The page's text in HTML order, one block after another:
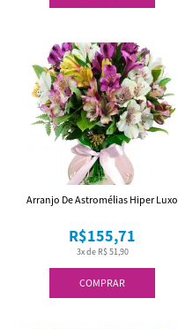
COMPRAR
3x de R$ 51,90
R$155,71
Arranjo De Astromélias Hiper Luxo